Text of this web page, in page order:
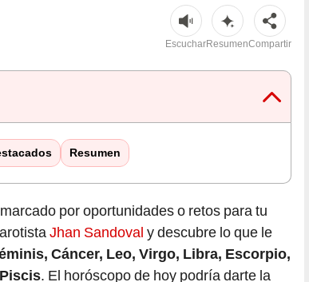
EscucharResumenCompartir
Resumen
por oportunidades o retos para tu
Jhan Sandoval y descubre lo que le
Cáncer, Leo, Virgo, Libra, Escorpio,
. El horóscopo de hoy podría darte la